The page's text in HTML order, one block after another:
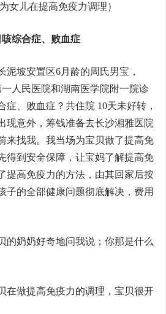
女儿在提高免疫力调理）
综合症、败血症
泥坡安置区6月龄的周氏男宝，
人民医院和湖南医学院附一院诊
症、败血症？共住院 10天未好转，
现意外，筹钱准备去长沙湘雅医院
来找我。我当场为宝贝做了提高免
得到安全保障，让宝妈了解提高免
提高免疫力的方法，由其回家后按
子的全部健康问题彻底解决，费用
的奶奶好奇地问我说；你那是什么
在做提高免疫力的调理，宝贝很开